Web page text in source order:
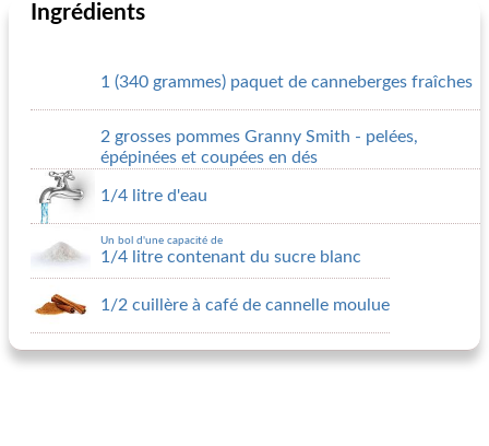
Ingrédients
1 (340 grammes) paquet de canneberges fraîches
2 grosses pommes Granny Smith - pelées,
épépinées et coupées en dés
1/4 litre d'eau
Un bol d'une capacité de
1/4 litre contenant du sucre blanc
1/2 cuillère à café de cannelle moulue